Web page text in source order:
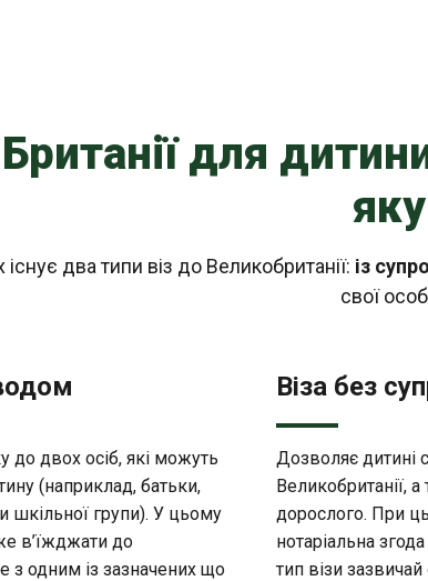
для
два типи віз до Великобританії: із
свої
до двох осіб, які можуть
(наприклад, батьки,
шкільної групи). У цьому
в’їжджати до
з одним із зазначених що
Віза без
Дозволяє дитині
Великобританії,
дорослого. При
нотаріальна
тип візи